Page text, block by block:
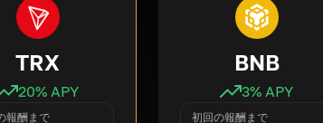
TRX
20% APY
報酬まで
BNB
3% APY
初回の報酬まで